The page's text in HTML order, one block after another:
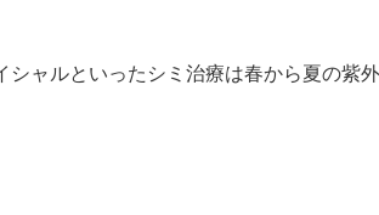
シャルといったシミ治療は春から夏の紫